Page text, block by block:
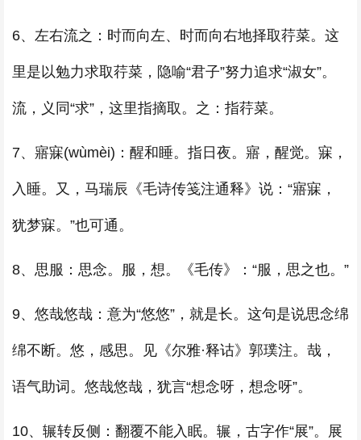
6、左右流之：时而向左、时而向右地择取荇菜。这
里是以勉力求取荇菜，隐喻“君子”努力追求“淑女”。
流，义同“求”，这里指摘取。之：指荇菜。
7、寤寐(wùmèi)：醒和睡。指日夜。寤，醒觉。寐，
入睡。又，马瑞辰《毛诗传笺注通释》说：“寤寐，
犹梦寐。”也可通。
8、思服：思念。服，想。《毛传》：“服，思之也。”
9、悠哉悠哉：意为“悠悠”，就是长。这句是说思念绵
绵不断。悠，感思。见《尔雅·释诂》郭璞注。哉，
语气助词。悠哉悠哉，犹言“想念呀，想念呀”。
10、辗转反侧：翻覆不能入眠。辗，古字作“展”。展